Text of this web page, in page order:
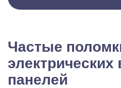
Частые
панелей